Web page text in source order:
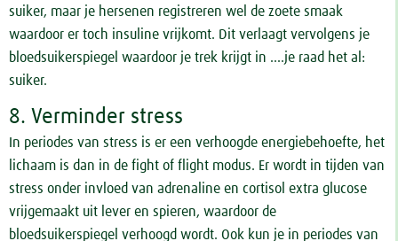
suiker, maar je hersenen registreren wel de zoete smaak
waardoor er toch insuline vrijkomt. Dit verlaagt vervolgens je
bloedsuikerspiegel waardoor je trek krijgt in ....je raad het al:
suiker.
8. Verminder stress
In periodes van stress is er een verhoogde energiebehoefte, het
lichaam is dan in de fight of flight modus. Er wordt in tijden van
stress onder invloed van adrenaline en cortisol extra glucose
vrijgemaakt uit lever en spieren, waardoor de
bloedsuikerspiegel verhoogd wordt. Ook kun je in periodes van